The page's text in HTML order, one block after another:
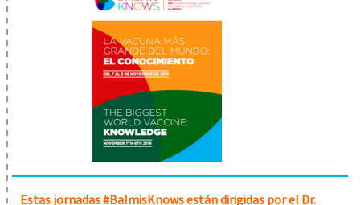
Estas jornadas #BalmisKnows están dirigidas por el Dr.